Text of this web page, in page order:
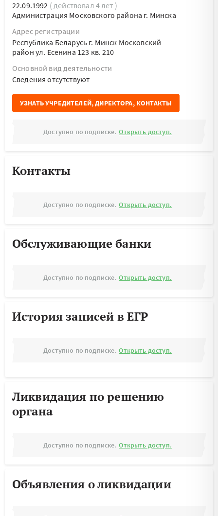
22.09.1992 ( действовал 4 лет )
Администрация Московского района г. Минска
Адрес регистрации
Республика Беларусь г. Минск Московский
район ул. Есенина 123 кв. 210
Основной вид деятельности
Cведения отсутствуют
УЗНАТЬ УЧРЕДИТЕЛЕЙ, ДИРЕКТОРА, КОНТАКТЫ
Доступно по подписке. Открыть доступ.
Контакты
Доступно по подписке. Открыть доступ.
Обслуживающие банки
Доступно по подписке. Открыть доступ.
История записей в ЕГР
Доступно по подписке. Открыть доступ.
Ликвидация по решению
органа
Доступно по подписке. Открыть доступ.
Объявления о ликвидации